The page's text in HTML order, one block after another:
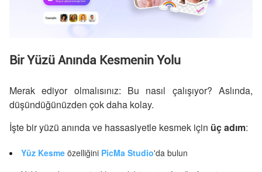
Bir Yüzü Anında Kesmenin Yolu
Merak ediyor olmalısınız: Bu nasıl çalışıyor? Aslında,
düşündüğünüzden çok daha kolay.
İşte bir yüzü anında ve hassasiyetle kesmek için üç adım:
Yüz Kesme özelliğini PicMa Studio'da bulun